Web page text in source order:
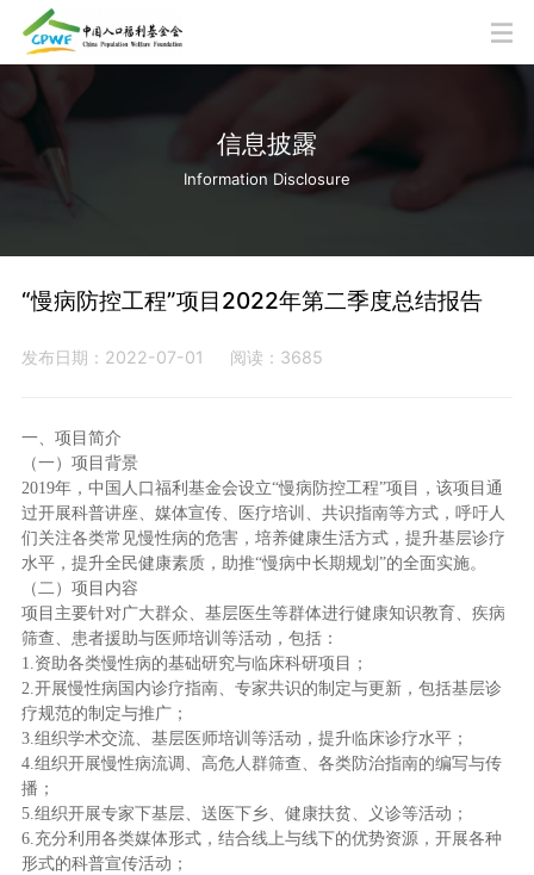
信息披露
Information Disclosure
“慢病防控工程”项目2022年第二季度总结报告
发布日期：2022-07-01 阅读：3685
一、项目简介
（一）项目背景
2019年，中国人口福利基金会设立“慢病防控工程”项目，该项目通
过开展科普讲座、媒体宣传、医疗培训、共识指南等方式，呼吁人
们关注各类常见慢性病的危害，培养健康生活方式，提升基层诊疗
水平，提升全民健康素质，助推“慢病中长期规划”的全面实施。
（二）项目内容
项目主要针对广大群众、基层医生等群体进行健康知识教育、疾病
筛查、患者援助与医师培训等活动，包括：
1.资助各类慢性病的基础研究与临床科研项目；
2.开展慢性病国内诊疗指南、专家共识的制定与更新，包括基层诊
疗规范的制定与推广；
3.组织学术交流、基层医师培训等活动，提升临床诊疗水平；
4.组织开展慢性病流调、高危人群筛查、各类防治指南的编写与传
播；
5.组织开展专家下基层、送医下乡、健康扶贫、义诊等活动；
6.充分利用各类媒体形式，结合线上与线下的优势资源，开展各种
形式的科普宣传活动；